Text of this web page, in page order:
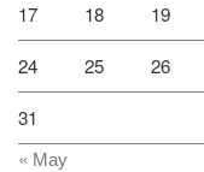
17 18 19
24 25 26
31
« Мау